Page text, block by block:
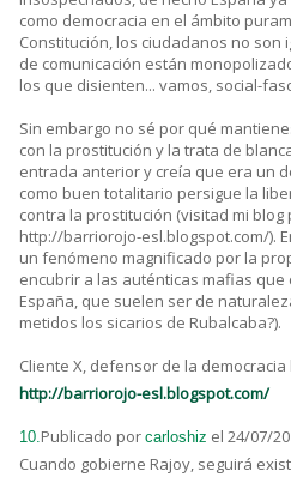
como democracia en el ámbito
Constitución, los ciudadanos no son
de comunicación están
los que disienten... vamos, social-
Sin embargo no sé por qué
con la prostitución y la trata de
entrada anterior y creía que era un
como buen totalitario persigue la
contra la prostitución (visitad mi
http://barriorojo-esl.blogspot.com/).
un fenómeno magnificado por la
encubrir a las auténticas mafias
España, que suelen ser de
metidos los sicarios de Rubalcaba?).
Cliente X, defensor de la
http://barriorojo-esl.blogspot.com/
10.Publicado por carloshiz el 24/07/
Cuando gobierne Rajoy, seguirá